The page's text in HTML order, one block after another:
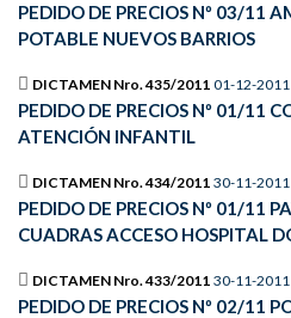
PEDIDO DE PRECIOS Nº 03/11
POTABLE NUEVOS BARRIOS
DICTAMEN Nro. 435/2011 01-12-2011
PEDIDO DE PRECIOS Nº 01/11
ATENCIÓN INFANTIL
DICTAMEN Nro. 434/2011 30-11-2011
PEDIDO DE PRECIOS Nº 01/11
CUADRAS ACCESO HOSPITAL
DICTAMEN Nro. 433/2011 30-11-2011
PEDIDO DE PRECIOS Nº 02/11